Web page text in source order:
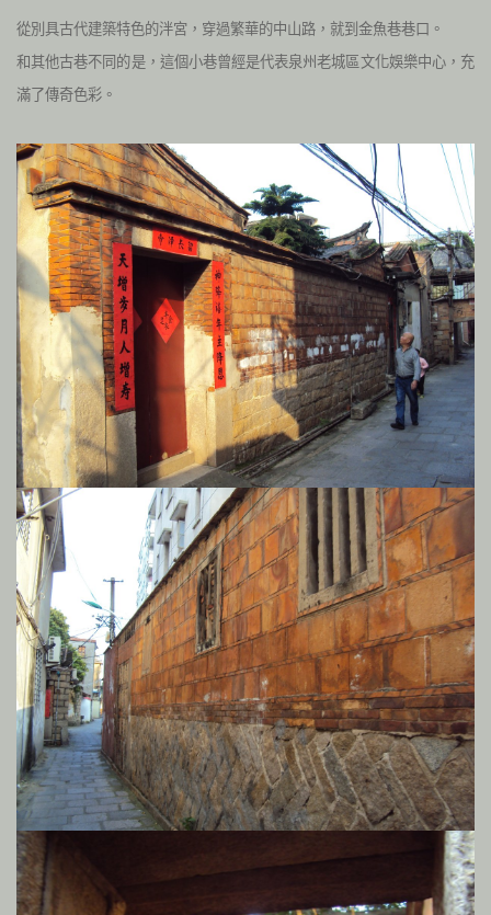
從別具古代建築特色的泮宮，穿過繁華的中山路，就到金魚巷巷口。
和其他古巷不同的是，這個小巷曾經是代表泉州老城區文化娛樂中心，充
滿了傳奇色彩。